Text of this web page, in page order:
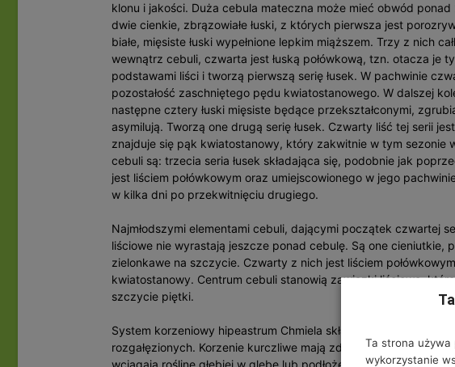
klonu i jakości. Duża cebula mateczna może mieć obwód
dwie cienkie, zbrązowiałe łuski, z których pierwsza jest
białe, mięsiste łuski wypełnione lepkim miąższem. Trzy z nich
wewnątrz cebuli, czwarta jest łuską połówkową, tzn. otacza je
podstawami liści i tworzą pierwszą serię łusek. W pachwinie
pozostałość zaschniętego pędu kwiatostanowego. W dalszej
następne cztery łuski mięsiste będące przekształconymi,
asymilują. Tworzą one drugą serię łusek. Czwarty liść tej serii
znajduje się pąk kwiatostanowy, który zakwitnie w tym sezonie
cebuli są: trzecia seria łusek składająca się, podobnie jak
jest liściem połówkowym oraz umiejscowionego w jego
w kilka dni po przekwitnięciu drugiego.
Najmłodszymi elementami cebuli, dającymi początek czwartej
liściowe nie wyrastają jeszcze ponad cebulę. Są one cieniutkie,
zielonkawe na szczycie. Czwarty z nich jest liściem
kwiatostanowy. Centrum cebuli stanowią zawiązki liściowe,
szczycie piętki.
System korzeniowy hipeastrum Chmiela składa się z dwóch
rozgałęzionych. Korzenie kurczliwe mają zdolność skracania
wciągają roślinę głębiej w glebę lub podłoże. Zjawisko to
Ta strona używa
wykorzystanie